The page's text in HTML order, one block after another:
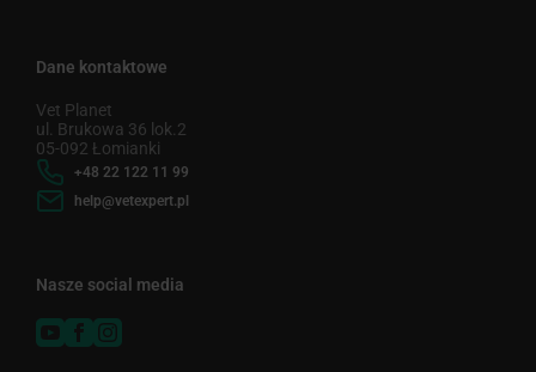
Dane kontaktowe
Vet Planet
ul. Brukowa 36 lok.2
05-092 Łomianki
+48 22 122 11 99
help@vetexpert.pl
Nasze social media